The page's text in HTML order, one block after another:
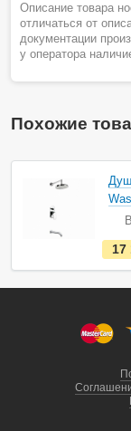
Описание товара
отличаться от
документации
у оператора
Похожие
17